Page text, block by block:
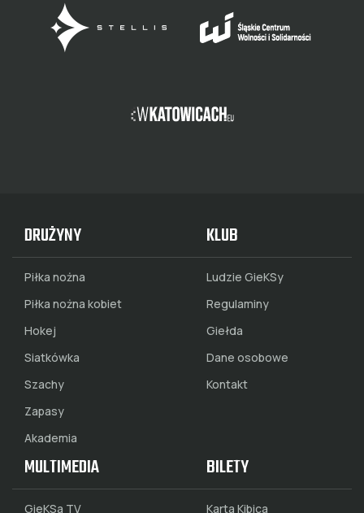
DRUŻYNY
Piłka nożna
Piłka nożna kobiet
Hokej
Siatkówka
Szachy
Zapasy
Akademia
KLUB
Ludzie GieKSy
Regulaminy
Giełda
Dane osobowe
Kontakt
MULTIMEDIA
GieKSa TV
BILETY
Karta Kibica